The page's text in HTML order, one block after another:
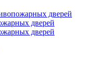
дверей
дверей
дверей